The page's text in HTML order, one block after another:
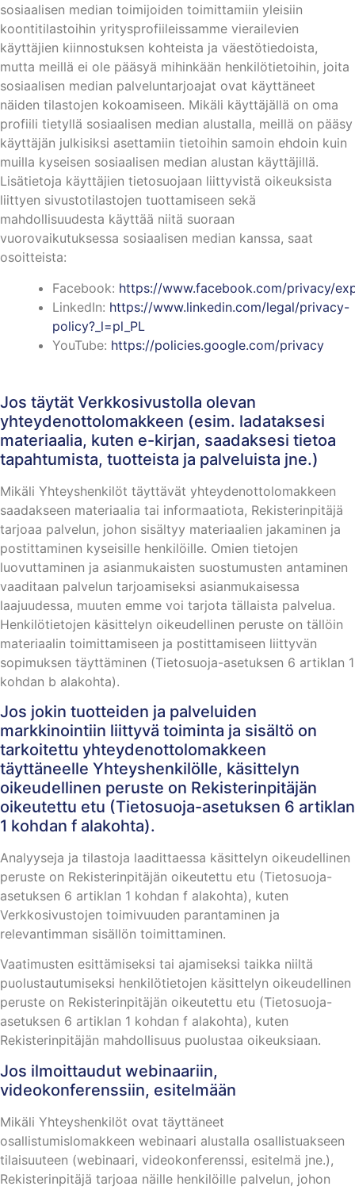
sosiaalisen median toimijoiden toimittamiin yleisiin
koontitilastoihin yritysprofiileissamme vierailevien
käyttäjien kiinnostuksen kohteista ja väestötiedoista,
mutta meillä ei ole pääsyä mihinkään henkilötietoihin, joita
sosiaalisen median palveluntarjoajat ovat käyttäneet
näiden tilastojen kokoamiseen. Mikäli käyttäjällä on oma
profiili tietyllä sosiaalisen median alustalla, meillä on pääsy
käyttäjän julkisiksi asettamiin tietoihin samoin ehdoin kuin
muilla kyseisen sosiaalisen median alustan käyttäjillä.
Lisätietoja käyttäjien tietosuojaan liittyvistä oikeuksista
liittyen sivustotilastojen tuottamiseen sekä
mahdollisuudesta käyttää niitä suoraan
vuorovaikutuksessa sosiaalisen median kanssa, saat
osoitteista:
Facebook: https://www.facebook.com/privacy/
LinkedIn: https://www.linkedin.com/legal/privacy-
policy?_l=pl_PL
YouTube: https://policies.google.com/privacy
Jos täytät Verkkosivustolla olevan
yhteydenottolomakkeen (esim. ladataksesi
materiaalia, kuten e-kirjan, saadaksesi tietoa
tapahtumista, tuotteista ja palveluista jne.)
Mikäli Yhteyshenkilöt täyttävät yhteydenottolomakkeen
saadakseen materiaalia tai informaatiota, Rekisterinpitäjä
tarjoaa palvelun, johon sisältyy materiaalien jakaminen ja
postittaminen kyseisille henkilöille. Omien tietojen
luovuttaminen ja asianmukaisten suostumusten antaminen
vaaditaan palvelun tarjoamiseksi asianmukaisessa
laajuudessa, muuten emme voi tarjota tällaista palvelua.
Henkilötietojen käsittelyn oikeudellinen peruste on tällöin
materiaalin toimittamiseen ja postittamiseen liittyvän
sopimuksen täyttäminen (Tietosuoja-asetuksen 6 artiklan 1
kohdan b alakohta).
Jos jokin tuotteiden ja palveluiden
markkinointiin liittyvä toiminta ja sisältö on
tarkoitettu yhteydenottolomakkeen
täyttäneelle Yhteyshenkilölle, käsittelyn
oikeudellinen peruste on Rekisterinpitäjän
oikeutettu etu (Tietosuoja-asetuksen 6 artiklan
1 kohdan f alakohta).
Analyyseja ja tilastoja laadittaessa käsittelyn oikeudellinen
peruste on Rekisterinpitäjän oikeutettu etu (Tietosuoja-
asetuksen 6 artiklan 1 kohdan f alakohta), kuten
Verkkosivustojen toimivuuden parantaminen ja
relevantimman sisällön toimittaminen.
Vaatimusten esittämiseksi tai ajamiseksi taikka niiltä
puolustautumiseksi henkilötietojen käsittelyn oikeudellinen
peruste on Rekisterinpitäjän oikeutettu etu (Tietosuoja-
asetuksen 6 artiklan 1 kohdan f alakohta), kuten
Rekisterinpitäjän mahdollisuus puolustaa oikeuksiaan.
Jos ilmoittaudut webinaariin,
videokonferenssiin, esitelmään
Mikäli Yhteyshenkilöt ovat täyttäneet
osallistumislomakkeen webinaari alustalla osallistuakseen
tilaisuuteen (webinaari, videokonferenssi, esitelmä jne.),
Rekisterinpitäjä tarjoaa näille henkilöille palvelun, johon